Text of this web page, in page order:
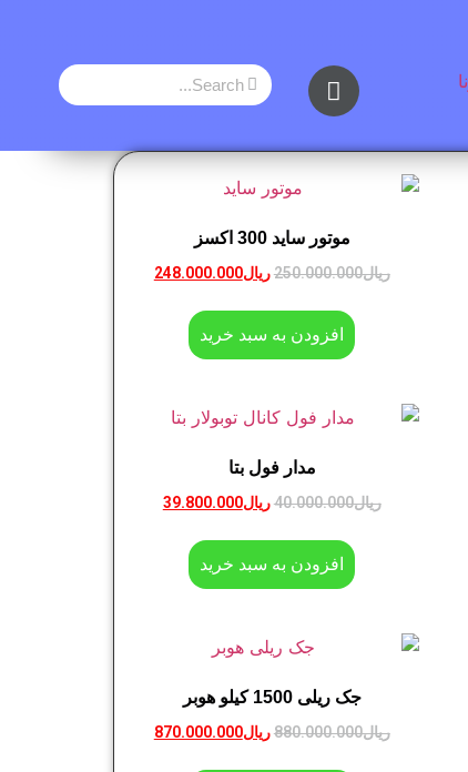
موتور ساید 300 اکسز
ریال250.000.000 ریال248.000.000
افزودن به سبد خرید
مدار فول بتا
ریال40.000.000 ریال39.800.000
افزودن به سبد خرید
جک ریلی 1500 کیلو هوبر
ریال880.000.000 ریال870.000.000